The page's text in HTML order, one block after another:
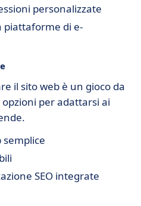
personalizzate
piattaforme di e-
il sito web è un gioco da
per adattarsi ai
semplice
SEO integrate